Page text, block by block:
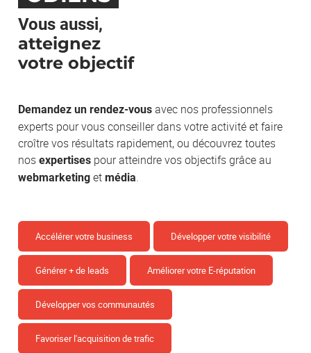
Vous aussi,
atteignez
votre objectif
Demandez un rendez-vous avec nos professionnels
experts pour vous conseiller dans votre activité et faire
croître vos résultats rapidement, ou découvrez toutes
nosexpertises pour atteindre vos objectifs grâce au
webmarketing etmédia.
Accélérer votre business Développer votre visibilité
Générer + de leads Améliorer votre E-réputation
Développer vos communautés
Favoriser l'acquisition de trafic